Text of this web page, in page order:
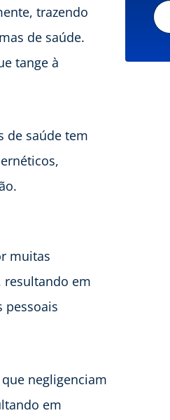
trazendo
de saúde.
tange à
de saúde tem
muitas
resultando em
pessoais
negligenciam
em